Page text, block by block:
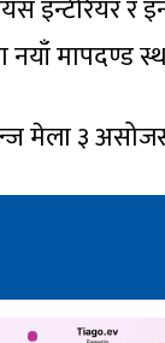
इन्टेरियर र
नयाँ मापदण्ड
मेला ३